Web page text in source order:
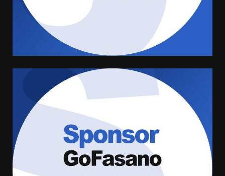
“I Contestatori: Musica di
Rivoluzione”: nuovo
appuntamento con “Fasano in
US Fasano, Scianaro: “Profonda
amarezza per esclusione dal
campionato di calcio”
7
Fasanese ferito a colpi di arma
da fuoco
6 Agosto 2026 18:13